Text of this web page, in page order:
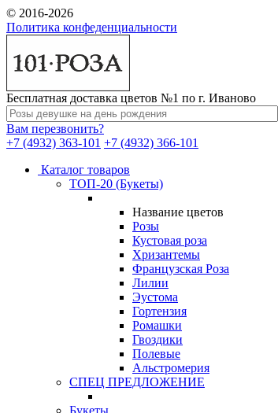
© 2016-2026
Политика конфеденциальности
Бесплатная доставка цветов №1 по г. Иваново
Вам перезвонить?
+7 (4932) 363-101 +7 (4932) 366-101
Каталог товаров
ТОП-20 (Букеты)
Название цветов
Розы
Кустовая роза
Хризантемы
Французская Роза
Лилии
Эустома
Гортензия
Ромашки
Гвоздики
Полевые
Альстромерия
СПЕЦ ПРЕДЛОЖЕНИЕ
Букеты